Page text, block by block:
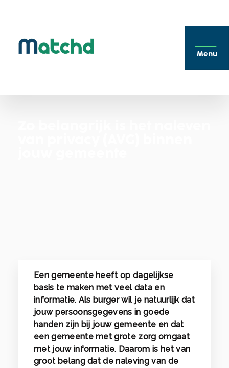
Menu
Een gemeente heeft op dagelijkse
basis te maken met veel data en
informatie. Als burger wil je natuurlijk dat
jouw persoonsgegevens in goede
handen zijn bij jouw gemeente en dat
een gemeente met grote zorg omgaat
met jouw informatie. Daarom is het van
groot belang dat de naleving van de